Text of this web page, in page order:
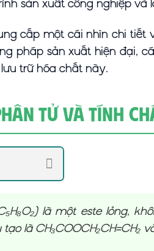
sản xuất công nghiệp
cấp một cái nhìn chi tiết
pháp sản xuất hiện đại,
trữ hóa chất này.
Tử và Tính
là một este lỏng,
là CH₃COOCH₂CH=CH₂